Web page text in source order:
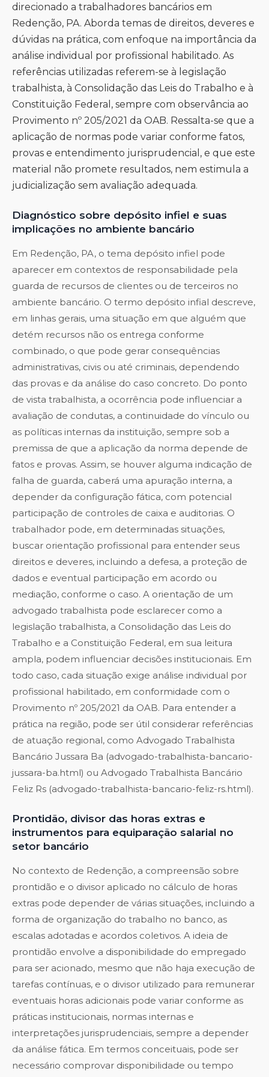
direcionado a trabalhadores bancários em
Redenção, PA. Aborda temas de direitos, deveres e
dúvidas na prática, com enfoque na importância da
análise individual por profissional habilitado. As
referências utilizadas referem-se à legislação
trabalhista, à Consolidação das Leis do Trabalho e à
Constituição Federal, sempre com observância ao
Provimento nº 205/2021 da OAB. Ressalta-se que a
aplicação de normas pode variar conforme fatos,
provas e entendimento jurisprudencial, e que este
material não promete resultados, nem estimula a
judicialização sem avaliação adequada.
Diagnóstico sobre depósito infiel e suas
implicações no ambiente bancário
Em Redenção, PA, o tema depósito infiel pode
aparecer em contextos de responsabilidade pela
guarda de recursos de clientes ou de terceiros no
ambiente bancário. O termo depósito infial descreve,
em linhas gerais, uma situação em que alguém que
detém recursos não os entrega conforme
combinado, o que pode gerar consequências
administrativas, civis ou até criminais, dependendo
das provas e da análise do caso concreto. Do ponto
de vista trabalhista, a ocorrência pode influenciar a
avaliação de condutas, a continuidade do vínculo ou
as políticas internas da instituição, sempre sob a
premissa de que a aplicação da norma depende de
fatos e provas. Assim, se houver alguma indicação de
falha de guarda, caberá uma apuração interna, a
depender da configuração fática, com potencial
participação de controles de caixa e auditorias. O
trabalhador pode, em determinadas situações,
buscar orientação profissional para entender seus
direitos e deveres, incluindo a defesa, a proteção de
dados e eventual participação em acordo ou
mediação, conforme o caso. A orientação de um
advogado trabalhista pode esclarecer como a
legislação trabalhista, a Consolidação das Leis do
Trabalho e a Constituição Federal, em sua leitura
ampla, podem influenciar decisões institucionais. Em
todo caso, cada situação exige análise individual por
profissional habilitado, em conformidade com o
Provimento nº 205/2021 da OAB. Para entender a
prática na região, pode ser útil considerar referências
de atuação regional, como Advogado Trabalhista
Bancário Jussara Ba (advogado-trabalhista-bancario-
jussara-ba.html) ou Advogado Trabalhista Bancário
Feliz Rs (advogado-trabalhista-bancario-feliz-rs.html).
Prontidão, divisor das horas extras e
instrumentos para equiparação salarial no
setor bancário
No contexto de Redenção, a compreensão sobre
prontidão e o divisor aplicado no cálculo de horas
extras pode depender de várias situações, incluindo a
forma de organização do trabalho no banco, as
escalas adotadas e acordos coletivos. A ideia de
prontidão envolve a disponibilidade do empregado
para ser acionado, mesmo que não haja execução de
tarefas contínuas, e o divisor utilizado para remunerar
eventuais horas adicionais pode variar conforme as
práticas institucionais, normas internas e
interpretações jurisprudenciais, sempre a depender
da análise fática. Em termos conceituais, pode ser
necessário comprovar disponibilidade ou tempo